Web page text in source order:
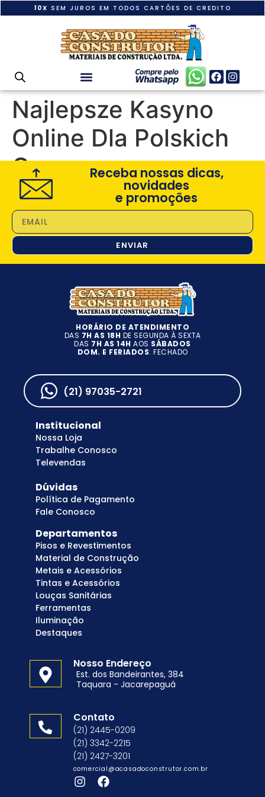
10X SEM JUROS EM TODOS CARTÕES DE CREDITO
Najlepsze Kasyno
Online Dla Polskich
GraczyReceba nossas dicas,
novidades
e promoções
ENVIAR
HORÁRIO DE ATENDIMENTO
DAS 7H AS 18H DE SEGUNDA À SEXTA
DAS 7H AS 14H AOS SÁBADOS
DOM. E FERIADOS: FECHADO
(21) 97035-2721
Institucional
Nossa Loja
Trabalhe Conosco
Televendas
Dúvidas
Política de Pagamento
Fale Conosco
Departamentos
Pisos e Revestimentos
Material de Construção
Metais e Acessórios
Tintas e Acessórios
Louças Sanitárias
Ferramentas
Iluminação
Destaques
Nosso Endereço
Est. dos Bandeirantes, 384
Taquara - Jacarepaguá
Contato
(21) 2445-0209
(21) 3342-2215
(21) 2427-3201
comercial@acasadoconstrutor.com.br